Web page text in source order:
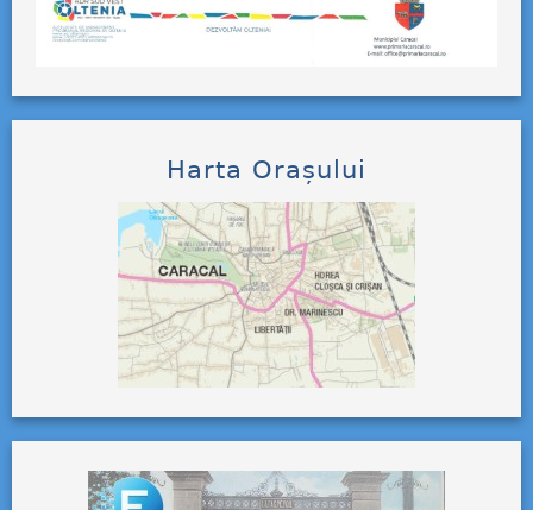
Harta Orașului